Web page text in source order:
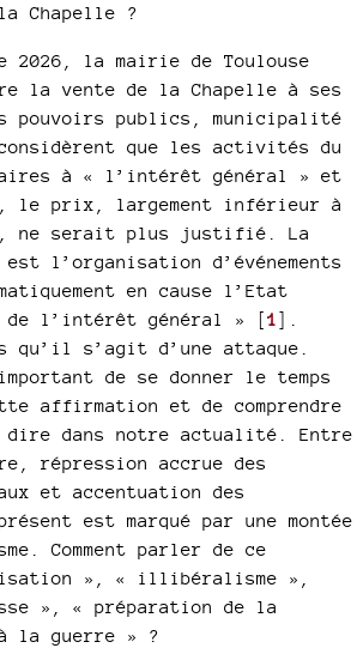
Chapelle ?
2026, la mairie de Toulouse
la vente de la Chapelle à ses
pouvoirs publics, municipalité
que les activités du
à « l’intérêt général » et
le prix, largement inférieur à
ne serait plus justifié. La
l’organisation d’événements
en cause l’Etat
de l’intérêt général »
[1]
qu’il s’agit d’une attaque.
de se donner le temps
affirmation et de comprendre
dire dans notre actualité. Entre
répression accrue des
et accentuation des
est marqué par une montée
Comment parler de ce
», « illibéralisme »,
», « préparation de la
la guerre » ?